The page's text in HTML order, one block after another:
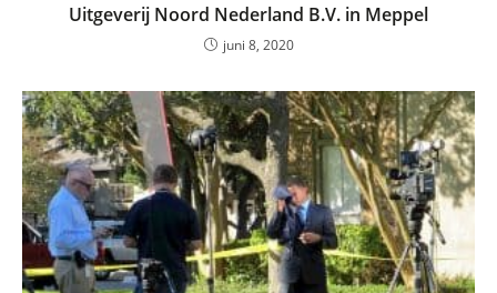
Uitgeverij Noord Nederland B.V. in Meppel
juni 8, 2020